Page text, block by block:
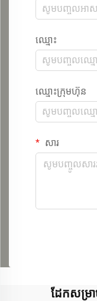
ឈ្មោះ
ឈ្មោះក្រុមហ៊ុន
សារ
ដែកសម្រ